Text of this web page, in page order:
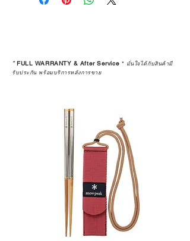
“ประสบการณ์หลังการใช้งาน” ใน
STUDIO และร้านตัวแทนจำหน่ายที่
ได้รับการแต่งตั้งอย่างเป็นทางการ จะ
มาตรฐานของแบรนด์ ไม่ว่าจะ
เป็นการให้คำแนะนำ การดูแลสินค้า
หรือการแก้ไขปัญหาที่อาจเกิดขึ้นใน
ก่อนตัดสินใจซื้อสินค้า เราอยาก
แนะนำให้คุณสอบถามทุกครั้งว่า ร้าน
ค้าที่คุณกำลังเลือกซื้อนั้น มีการรับ
ประกันสินค้าจากตัวแทนจำหน่าย
อย่างเป็นทางการหรือไม่ เพื่อให้คุณ
*FULL WARRANTY & After Service * มั่นใจได้กับสินค้ามี
รับประกัน พร้อมบริการหลังการขาย